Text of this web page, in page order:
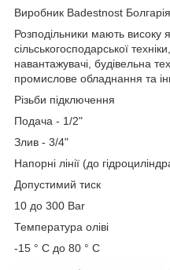
Виробник Badestnost Болгарія.
Розподільники мають високу
сільськогосподарської
навантажувачі, будівельна
промислове обладнання та
Різьби підключення
Подача - 1/2"
Злив - 3/4"
Напорні лінії (до
Допустимий тиск
10 до 300 Bar
Температура оліві
-15 ° С до 80 ° С